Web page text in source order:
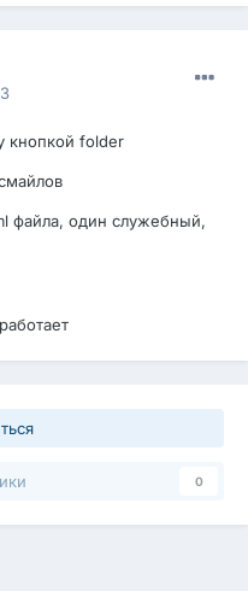
кнопкой folder
файла, один служебный,
0